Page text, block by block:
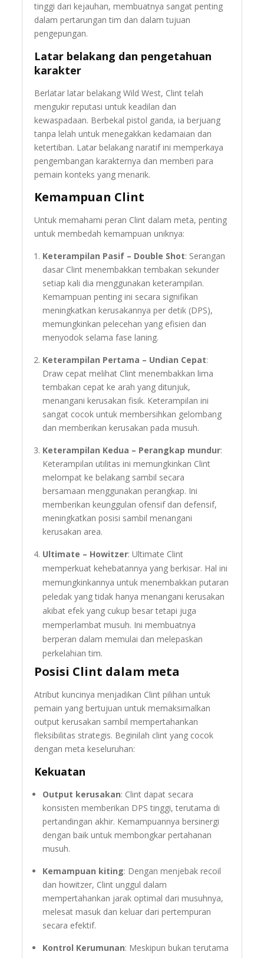
tinggi dari kejauhan, membuatnya sangat penting
dalam pertarungan tim dan dalam tujuan
pengepungan.
Latar belakang dan pengetahuan
karakter
Berlatar latar belakang Wild West, Clint telah
mengukir reputasi untuk keadilan dan
kewaspadaan. Berbekal pistol ganda, ia berjuang
tanpa lelah untuk menegakkan kedamaian dan
ketertiban. Latar belakang naratif ini memperkaya
pengembangan karakternya dan memberi para
pemain konteks yang menarik.
Kemampuan Clint
Untuk memahami peran Clint dalam meta, penting
untuk membedah kemampuan uniknya:
Keterampilan Pasif – Double Shot: Serangan
dasar Clint menembakkan tembakan sekunder
setiap kali dia menggunakan keterampilan.
Kemampuan penting ini secara signifikan
meningkatkan kerusakannya per detik (DPS),
memungkinkan pelecehan yang efisien dan
menyodok selama fase laning.
Keterampilan Pertama – Undian Cepat:
Draw cepat melihat Clint menembakkan lima
tembakan cepat ke arah yang ditunjuk,
menangani kerusakan fisik. Keterampilan ini
sangat cocok untuk membersihkan gelombang
dan memberikan kerusakan pada musuh.
Keterampilan Kedua – Perangkap mundur:
Keterampilan utilitas ini memungkinkan Clint
melompat ke belakang sambil secara
bersamaan menggunakan perangkap. Ini
memberikan keunggulan ofensif dan defensif,
meningkatkan posisi sambil menangani
kerusakan area.
Ultimate – Howitzer: Ultimate Clint
memperkuat kehebatannya yang berkisar. Hal ini
memungkinkannya untuk menembakkan putaran
peledak yang tidak hanya menangani kerusakan
akibat efek yang cukup besar tetapi juga
memperlambat musuh. Ini membuatnya
berperan dalam memulai dan melepaskan
perkelahian tim.
Posisi Clint dalam meta
Atribut kuncinya menjadikan Clint pilihan untuk
pemain yang bertujuan untuk memaksimalkan
output kerusakan sambil mempertahankan
fleksibilitas strategis. Beginilah clint yang cocok
dengan meta keseluruhan:
Kekuatan
Output kerusakan: Clint dapat secara
konsisten memberikan DPS tinggi, terutama di
pertandingan akhir. Kemampuannya bersinergi
dengan baik untuk membongkar pertahanan
musuh.
Kemampuan kiting: Dengan menjebak recoil
dan howitzer, Clint unggul dalam
mempertahankan jarak optimal dari musuhnya,
melesat masuk dan keluar dari pertempuran
secara efektif.
Kontrol Kerumunan: Meskipun bukan terutama